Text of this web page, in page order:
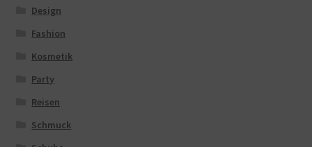
Design
Fashion
Kosmetik
Party
Reisen
Schmuck